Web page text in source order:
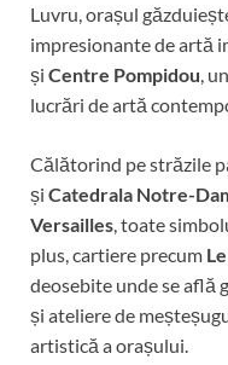
Luvru, orașul
impresionante de artă
și Centre Pompidou,
lucrări de artă
Călătorind pe străzile
și Catedrala Notre-
Versailles, toate
plus, cartiere precum
deosebite unde se află
și ateliere de
artistică a orașului.